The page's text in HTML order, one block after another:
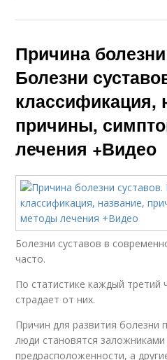
Причина
Болезни
классификация,
причины,
лечения +Видео
Болезни суставов в
часто.
По статистике каждый третий
страдает от них.
Причин для развития болезни
люди становятся заложниками
предрасположенности, а